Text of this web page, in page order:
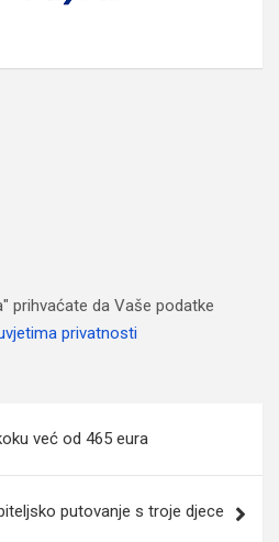
prihvaćate da Vaše podatke
privatnosti
već od 465 eura
putovanje s troje djece